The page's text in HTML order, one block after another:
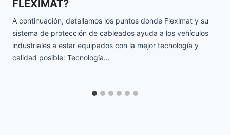
La función de las punteras aisladas de protección es evitar
que el cable conductor se empalme y proteger los hilos
individuales contra fuerzas mecánicas. Las punteras de
protección ofrecen muchas…